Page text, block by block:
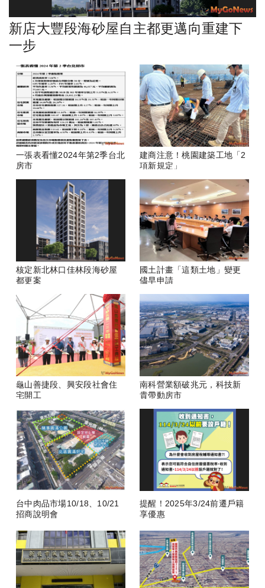
新店大豐段海砂屋自主都更邁向重建下
一步
一張表看懂2024年第2季台北
房市
建商注意！桃園建築工地「2
項新規定」
核定新北林口佳林段海砂屋
都更案
國土計畫「這類土地」變更
儘早申請
龜山善捷段、興安段社會住
宅開工
南科營業額破兆元，科技新
貴帶動房市
台中肉品市場10/18、10/21
招商說明會
提醒！2025年3/24前遷戶籍
享優惠